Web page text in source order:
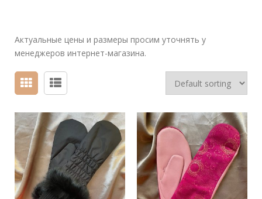
Актуальные цены и размеры просим уточнять у
менеджеров интернет-магазина.